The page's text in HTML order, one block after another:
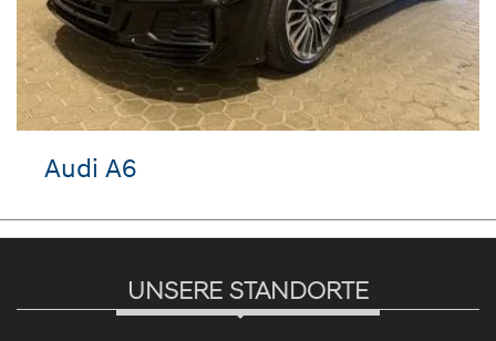
Audi A6
UNSERE STANDORTE